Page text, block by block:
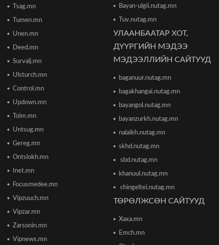
"The MongolZ" баг IEM Cologne Major-2026
тэмцээнийг гуравдугаар шатнаас өндөрлүүллээ
ТЦА: Согтуугаар автомашин жолоодож долоон
тээврийн хэрэгсэл мөргөсөн этгээдийг
2026/06/16 12:47
өсөлтийн төсөөллөө бууруулжээ
Европын Төв банк 2023 оноос хойш анх удаа
бодлогын хүүгээ өсгөжээ
2026/06/12 15:05
цацаж байгаа тул 10-14 хоног ойд чөлөөт цагаа
Tsag.mn
Tumen.mn
Unen.mn
Deed.mn
Survalj.mn
Ulsturch.mn
Control.mn
Updown.mn
Toim.mn
Untsug.mn
Gereg.mn
Ontslokh.mn
Inet.mn
Focusmedee.mn
Vipzuuch.mn
Vipzar.mn
Zarsonin.mn
Vipnews.mn
Bayan-ulgii.nutag.mn
Tuv.nutag.mn
УЛААНБААТАР ХОТ,
ДҮҮРГИЙН МЭДЭЭ
МЭДЭЭЛЛИЙН САЙТУУД
baganuur.nutag.mn
bagakhangai.nutag.mn
bayangol.nutag.mn
bayanzurkh.nutag.mn
nalaikh.nutag.mn
skhd.nutag.mn
sbd.nutag.mn
khanuul.nutag.mn
chingeltei.nutag.mn
ТӨРӨЛЖСӨН САЙТУУД
Xaxa.mn
Emch.mn